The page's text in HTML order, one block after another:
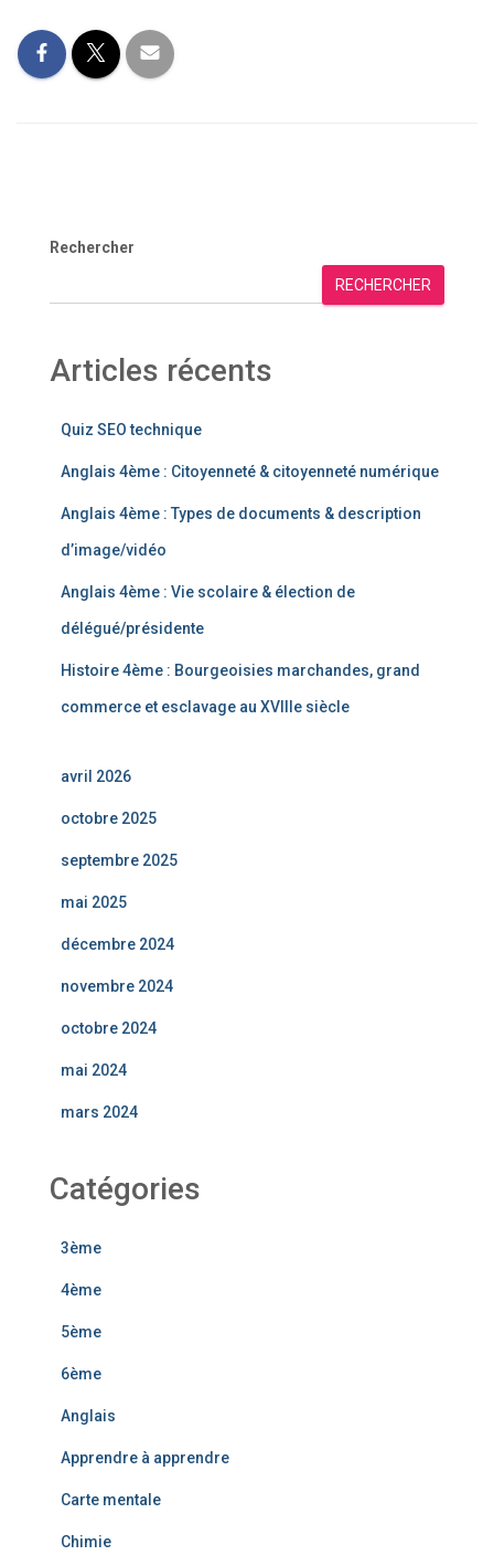
Rechercher
RECHERCHER
Articles récents
Quiz SEO technique
Anglais 4ème : Citoyenneté & citoyenneté numérique
Anglais 4ème : Types de documents & description
d’image/vidéo
Anglais 4ème : Vie scolaire & élection de
délégué/présidente
Histoire 4ème : Bourgeoisies marchandes, grand
commerce et esclavage au XVIIIe siècle
avril 2026
octobre 2025
septembre 2025
mai 2025
décembre 2024
novembre 2024
octobre 2024
mai 2024
mars 2024
Catégories
3ème
4ème
5ème
6ème
Anglais
Apprendre à apprendre
Carte mentale
Chimie